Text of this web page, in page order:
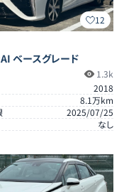
12
ベースグレード
1.3k
2018
8.1万km
2025/07/25
なし